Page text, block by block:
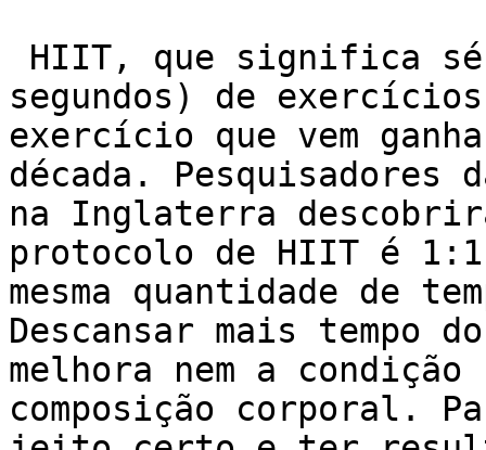
segundos) de
exercício que vem
década. Pesquisadores
na Inglaterra
protocolo de HIIT é
mesma quantidade de
Descansar mais tempo
melhora nem a
composição corporal.